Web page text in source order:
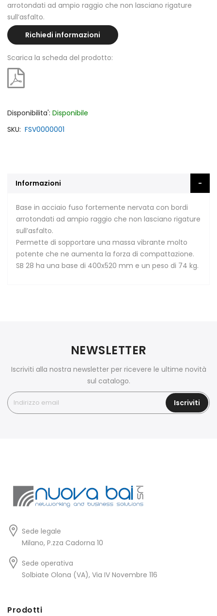
arrotondati ad ampio raggio che non lasciano rigature
sull’asfalto.
Richiedi informazioni
Scarica la scheda del prodotto:
Disponibilita': Disponibile
SKU FSV0000001
Informazioni
Base in acciaio fuso fortemente nervata con bordi
arrotondati ad ampio raggio che non lasciano rigature
sull’asfalto.
Permette di sopportare una massa vibrante molto
potente che ne aumenta la forza di compattazione.
SB 28 ha una base di 400x520 mm e un peso di 74 kg.
NEWSLETTER
Iscriviti alla nostra newsletter per ricevere le ultime novità
sul catalogo.
Iscriviti
Sede legale
Milano, P.zza Cadorna 10
Sede operativa
Solbiate Olona (VA), Via IV Novembre 116
Prodotti